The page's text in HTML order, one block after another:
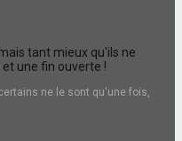
tant mieux qu'ils ne
une fin ouverte !
ne le sont qu'une fois,